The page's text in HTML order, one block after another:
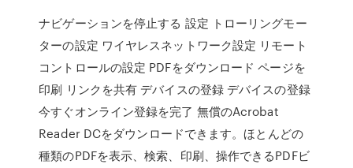
ナビゲーションを停止する 設定 トローリングモー
ターの設定 ワイヤレスネットワーク設定 リモート
コントロールの設定 PDFをダウンロード ページを
印刷 リンクを共有 デバイスの登録 デバイスの登録
今すぐオンライン登録を完了 無償のAcrobat
Reader DCをダウンロードできます。ほとんどの
種類のPDFを表示、検索、印刷、操作できるPDFビ